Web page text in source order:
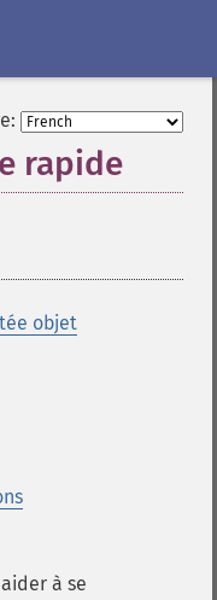
rapide
objet
à se